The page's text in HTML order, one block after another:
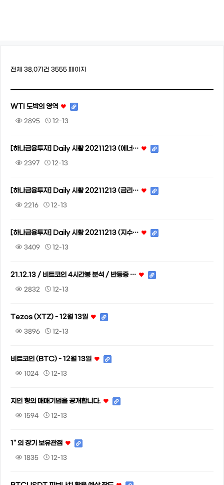
전체 38,071건 3555 페이지
WTI 도박의 영역
2895 12-13
[하나금융투자] Daily 시황 20211213 (에너…
2397 12-13
[하나금융투자] Daily 시황 20211213 (금리…
2216 12-13
[하나금융투자] Daily 시황 20211213 (지수…
3409 12-13
21.12.13 / 비트코인 4시간봉 분석 / 반등중 …
2832 12-13
Tezos (XTZ) - 12월 13일
3896 12-13
비트코인 (BTC) - 12월 13일
1024 12-13
지인 형의 매매기법을 공개합니다.
1594 12-13
1" 의 장기 보유관점
1835 12-13